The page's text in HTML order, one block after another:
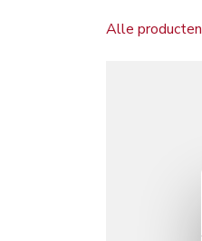
Alle producten